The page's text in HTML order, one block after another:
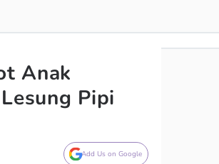
Anak
Pipi
Add Us on Google